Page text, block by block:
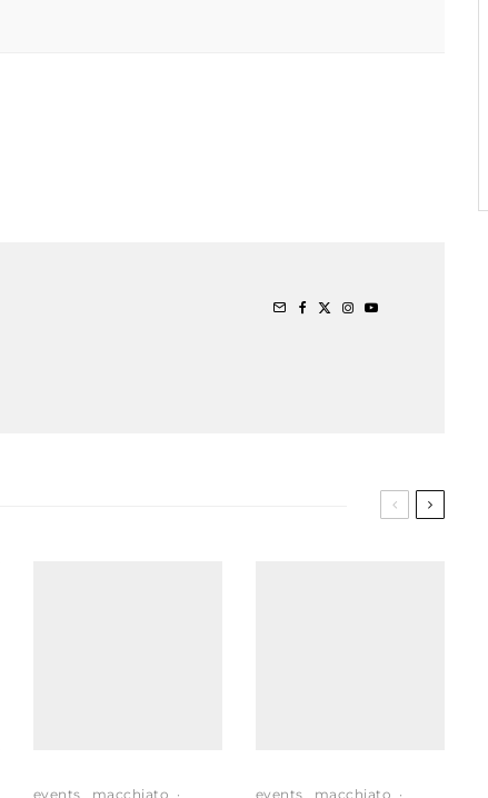
events macchiato ·
events macchiato ·